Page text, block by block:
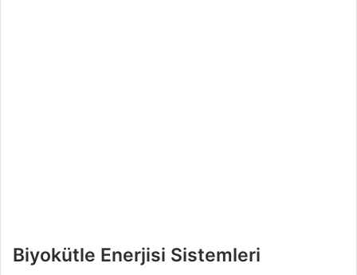
Biyokütle Enerjisi Sistemleri